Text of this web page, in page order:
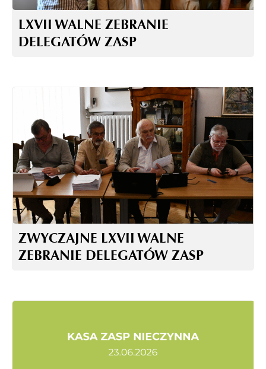
LXVII WALNE ZEBRANIE
DELEGATÓW ZASP
ZWYCZAJNE LXVII WALNE
ZEBRANIE DELEGATÓW ZASP